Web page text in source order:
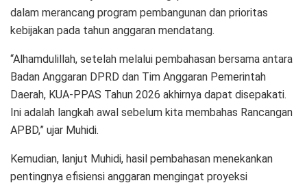
dalam merancang program pembangunan dan prioritas
kebijakan pada tahun anggaran mendatang.
“Alhamdulillah, setelah melalui pembahasan bersama antara
Badan Anggaran DPRD dan Tim Anggaran Pemerintah
Daerah, KUA-PPAS Tahun 2026 akhirnya dapat disepakati.
Ini adalah langkah awal sebelum kita membahas Rancangan
APBD,” ujar Muhidi.
Kemudian, lanjut Muhidi, hasil pembahasan menekankan
pentingnya efisiensi anggaran mengingat proyeksi